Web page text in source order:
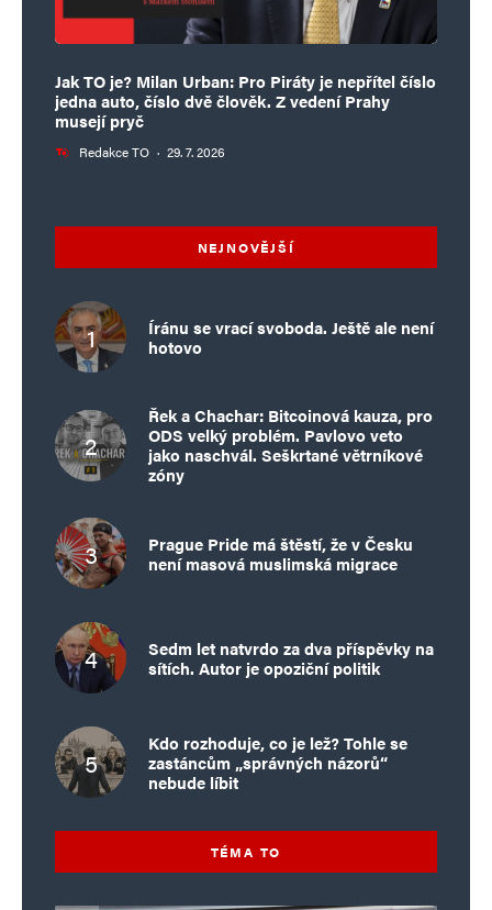
Jak TO je? Milan Urban: Pro Piráty je nepřítel číslo
jedna auto, číslo dvě člověk. Z vedení Prahy
musejí pryč
Redakce TO · 29. 7. 2026
NEJNOVĚJŠÍ
Íránu se vrací svoboda. Ještě ale není
hotovo
Řek a Chachar: Bitcoinová kauza, pro
ODS velký problém. Pavlovo veto
jako naschvál. Seškrtané větrníkové
zóny
Prague Pride má štěstí, že v Česku
není masová muslimská migrace
Sedm let natvrdo za dva příspěvky na
sítích. Autor je opoziční politik
Kdo rozhoduje, co je lež? Tohle se
zastáncům „správných názorů“
nebude líbit
TÉMA TO